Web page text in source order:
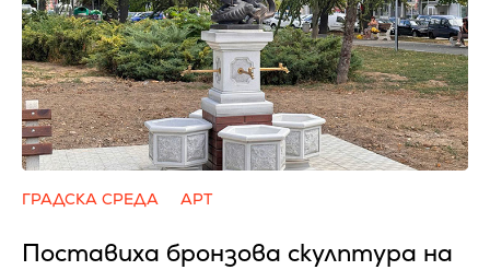
ГРАДСКА СРЕДА АРТ
Поставиха бронзова скулптура на